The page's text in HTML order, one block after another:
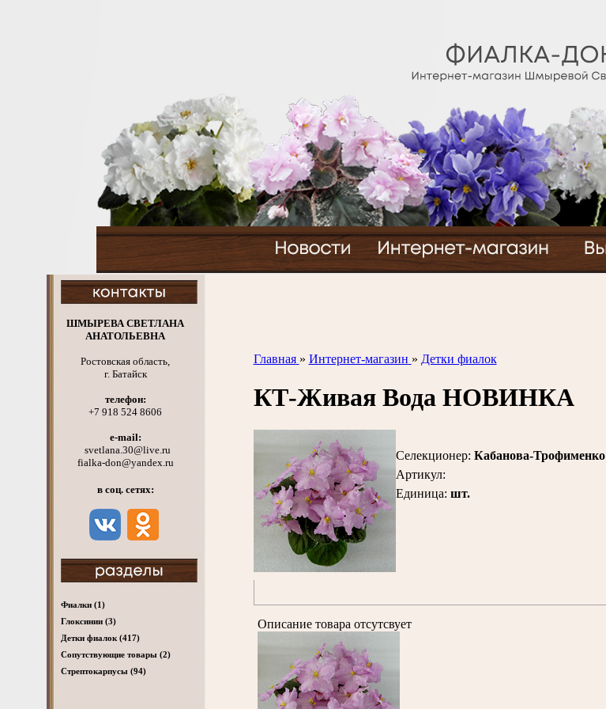
ШМЫРЕВА СВЕТЛАНА
АНАТОЛЬЕВНА
Ростовская область,
г. Батайск
телефон:
+7 918 524 8606
e-mail:
svetlana.30@live.ru
fialka-don@yandex.ru
в соц. сетях:
Фиалки (1)
Глоксинии (3)
Детки фиалок (417)
Cопутствующие товары (2)
Стрептокарпусы (94)
Главная » Интернет-магазин » Детки фиалок
КТ-Живая Вода НОВИНКА
Селекционер: Кабанова-Трофименко
Артикул:
Единица: шт.
Описание товара отсутсвует